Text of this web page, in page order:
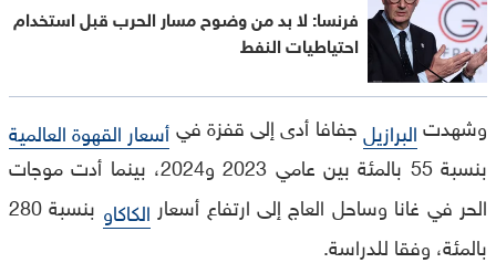
فرنسا: لا بد من وضوح مسار الحرب قبل استخدام
احتياطيات النفط
وشهدتالبرازيلجفافا أدى إلى قفزة فيأسعار القهوة العالمية
بنسبة 55 بالمئة بين عامي 2023 و2024، بينما أدت موجات
الحر في غانا وساحل العاج إلى ارتفاع أسعار الكاكاو
بنسبة 280
بالمئة، وفقا للدراسة.